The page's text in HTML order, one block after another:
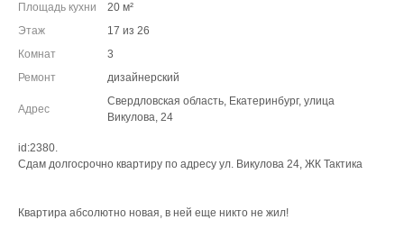
Площадь кухни
20 м²
Этаж
17 из 26
Комнат
3
Ремонт
дизайнерский
Адрес
Свердловская область, Екатеринбург, улица
Викулова, 24
id:2380.
Сдам долгосрочно квартиру по адресу ул. Викулова 24, ЖК Тактика
Квартира абсолютно новая, в ней еще никто не жил!